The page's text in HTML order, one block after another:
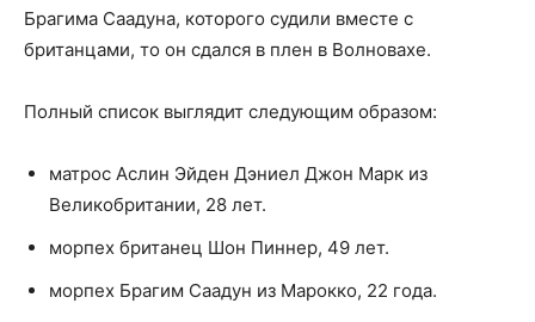
Брагима Саадуна, которого судили вместе с
британцами, то он сдался в плен в Волновахе.
Полный список выглядит следующим образом:
матрос Аслин Эйден Дэниел Джон Марк из
Великобритании, 28 лет.
морпех британец Шон Пиннер, 49 лет.
морпех Брагим Саадун из Марокко, 22 года.